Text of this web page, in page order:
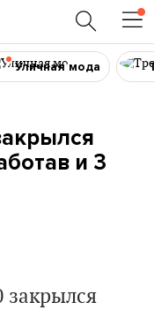
Уличная мода
и 3